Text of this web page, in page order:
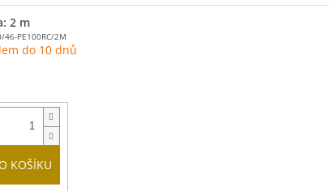
46-PE100RC/2M
2 m
do 10 dnů
KOŠÍKU